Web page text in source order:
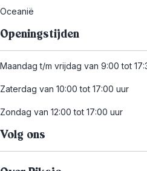
Oceanië
Openingstijden
Maandag t/m vrijdag van 9:00 tot
Zaterdag van 10:00 tot 17:00 uur
Zondag van 12:00 tot 17:00 uur
Volg ons